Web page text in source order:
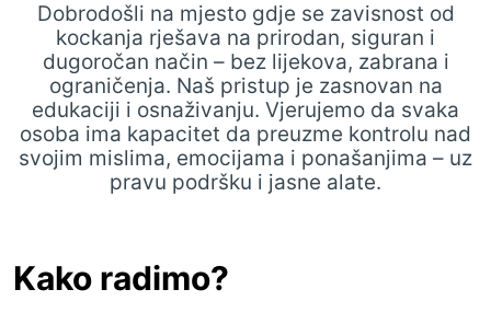
Dobrodošli na mjesto gdje se zavisnost od
kockanja rješava na prirodan, siguran i
dugoročan način – bez lijekova, zabrana i
ograničenja. Naš pristup je zasnovan na
edukaciji i osnaživanju. Vjerujemo da svaka
osoba ima kapacitet da preuzme kontrolu nad
svojim mislima, emocijama i ponašanjima – uz
pravu podršku i jasne alate.
Kako radimo?